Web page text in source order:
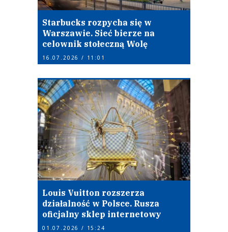
Starbucks rozpycha się w
Warszawie. Sieć bierze na
celownik stołeczną Wolę
16.07.2026 / 11:01
Louis Vuitton rozszerza
działalność w Polsce. Rusza
oficjalny sklep internetowy
01.07.2026 / 15:24